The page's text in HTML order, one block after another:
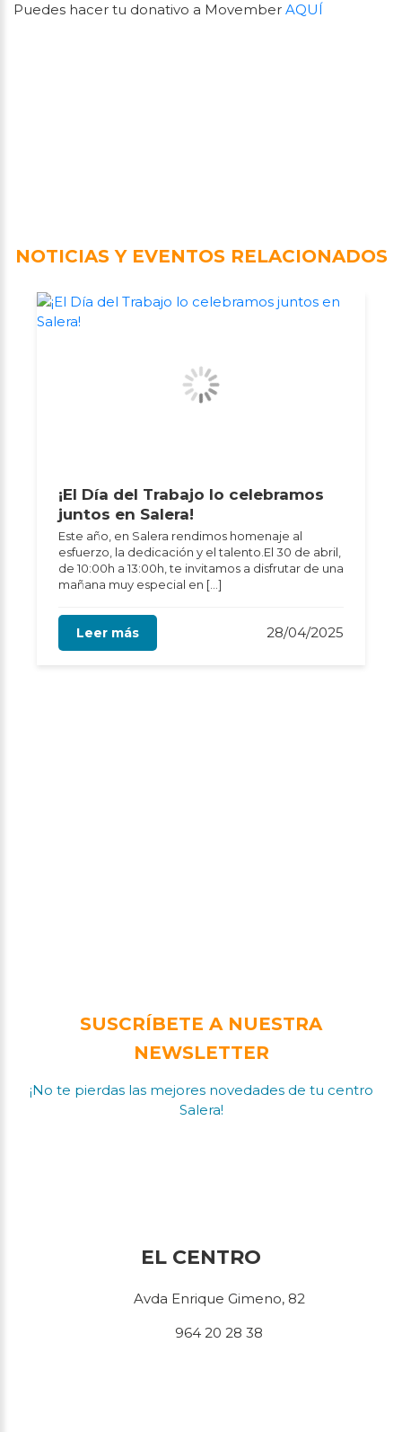
Puedes hacer tu donativo a Movember AQUÍ
NOTICIAS Y EVENTOS RELACIONADOS
¡El Día del Trabajo lo celebramos
juntos en Salera!
Este año, en Salera rendimos homenaje al
esfuerzo, la dedicación y el talento.El 30 de abril,
de 10:00h a 13:00h, te invitamos a disfrutar de una
mañana muy especial en […]
Leer más 28/04/2025
SUSCRÍBETE A NUESTRA
NEWSLETTER
¡No te pierdas las mejores novedades de tu centro
Salera!
EL CENTRO
Avda Enrique Gimeno, 82
964 20 28 38